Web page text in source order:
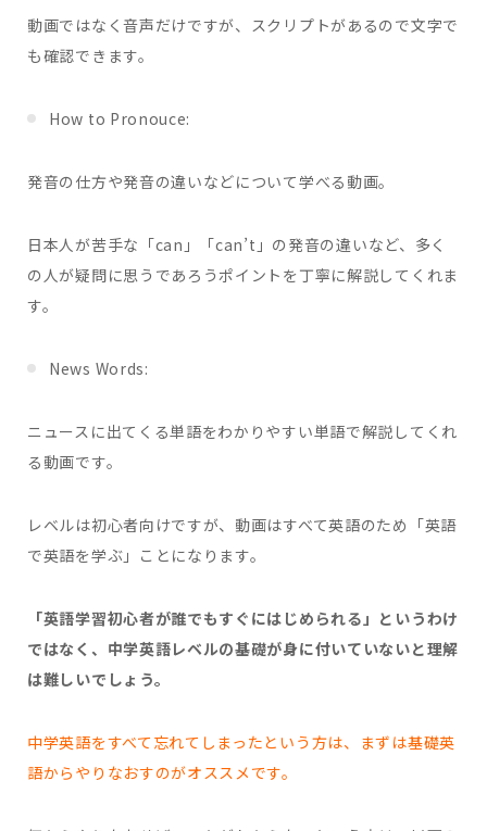
動画ではなく音声だけですが、スクリプトがあるので文字で
も確認できます。
How to Pronouce:
発音の仕方や発音の違いなどについて学べる動画。
日本人が苦手な「can」「can’t」の発音の違いなど、多く
の人が疑問に思うであろうポイントを丁寧に解説してくれま
す。
News Words:
ニュースに出てくる単語をわかりやすい単語で解説してくれ
る動画です。
レベルは初心者向けですが、動画はすべて英語のため「英語
で英語を学ぶ」ことになります。
「英語学習初心者が誰でもすぐにはじめられる」というわけ
ではなく、中学英語レベルの基礎が身に付いていないと理解
は難しいでしょう。
中学英語をすべて忘れてしまったという方は、まずは基礎英
語からやりなおすのがオススメです。